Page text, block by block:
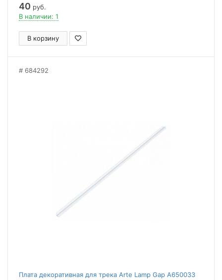
40 руб.
В наличии: 1
В корзину
684292
Плата декоративная для трека Arte Lamp Gap A650033